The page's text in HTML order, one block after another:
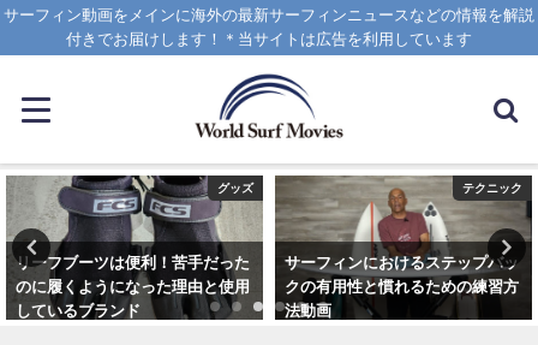
サーフィン動画をメインに海外の最新サーフィンニュースなどの情報を解説
付きでお届けします！＊当サイトは広告を利用しています
グッズ
リーフブーツは便利！苦手だった
のに履くようになった理由と使用
しているブランド
テクニック
サーフィンにおけるステップバッ
クの有用性と慣れるための練習方
法動画